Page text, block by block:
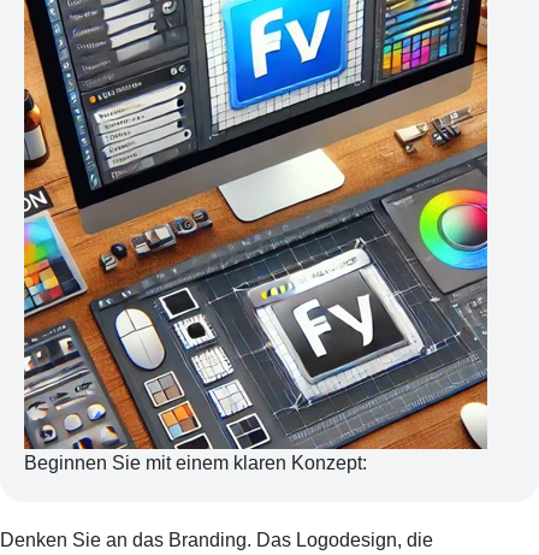
Beginnen Sie mit einem klaren Konzept:
Denken Sie an das Branding. Das Logodesign, die